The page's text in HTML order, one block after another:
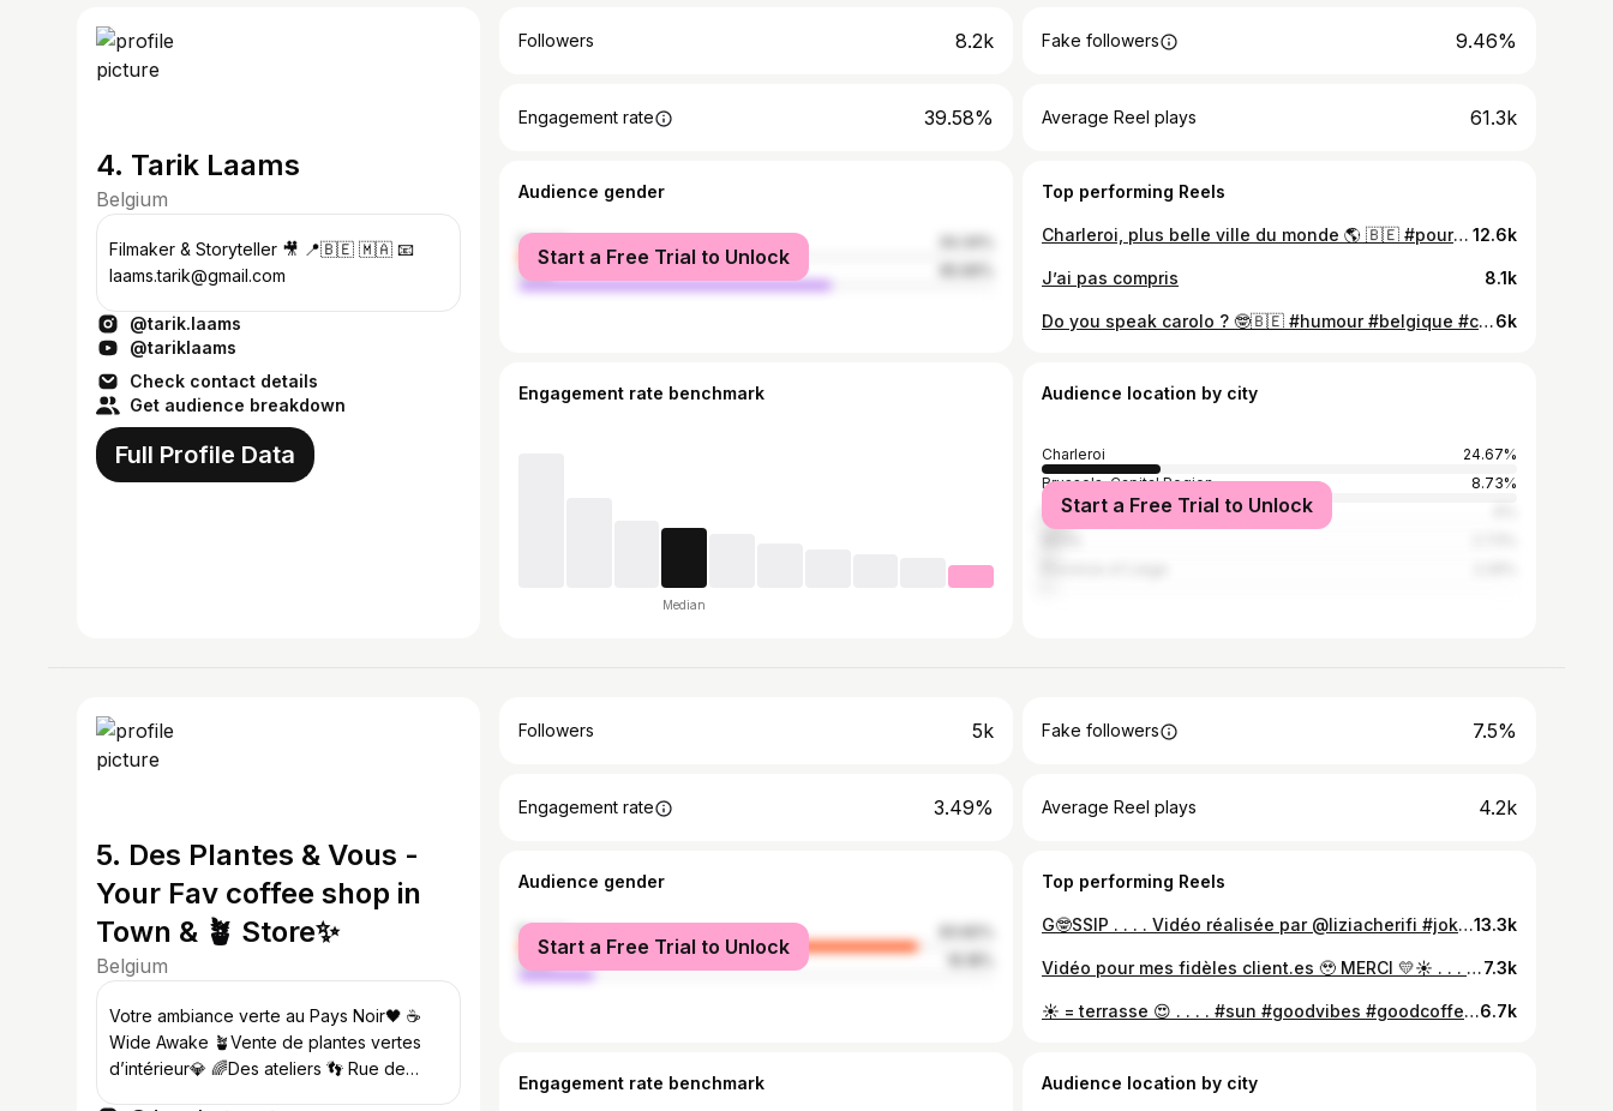
4. Tarik Laams
Belgium
Filmaker & Storyteller 🎥 📍🇧🇪 🇲🇦 📧
laams.tarik@gmail.com
@tarik.laams
@tariklaams
Check contact details
Get audience breakdown
Full Profile Data
Followers 8.2k Fake followers 9.46%
Engagement rate 39.58% Average Reel plays 61.3k
Audience gender
female
male
Start a Free Trial to Unlock
Top performing Reels
Charleroi, plus belle ville du monde 🌎 🇧🇪 #pourtoi #fyp #humour #belgique #charleroi #bruxelles #mons #namur #lalouviere #liege 12.6k
J’ai pas compris 8.1k
Do you speak carolo ? 🤓🇧🇪 #humour #belgique #charleroi #bruxelles #liege #lalouviere #mons6k
Engagement rate benchmark
Median
Audience location by city
Charleroi
24.67%
Brussels-Capital Region
8.73%
Namur
Start a Free Trial to Unlock
5. Des Plantes & Vous -
Your Fav coffee shop in
Town & 🪴 Store✨
Belgium
Votre ambiance verte au Pays Noir🖤 ☕️
Wide Awake 🪴Vente de plantes vertes
d’intérieur💎 🌈Des ateliers 👣 Rue de
Followers 5k Fake followers 7.5%
Engagement rate 3.49% Average Reel plays 4.2k
Audience gender
female
male
Start a Free Trial to Unlock
Top performing Reels
G🤓SSIP . . . . Vidéo réalisée par @liziacherifi #joke #humour #gossip #coffeegossip #coffeegossiptime #charleroi13.3k
Vidéo pour mes fidèles client.es 🥹 MERCI 💛☀️ . . . . #joke #lifeisajoke #favouritecustomer #thankyou #charleroi #humour7.3k
☀️ = terrasse 😍 . . . . #sun #goodvibes #goodcoffee #specialitycoffee #goodplace #charleroi6.7k
Engagement rate benchmark Audience location by city